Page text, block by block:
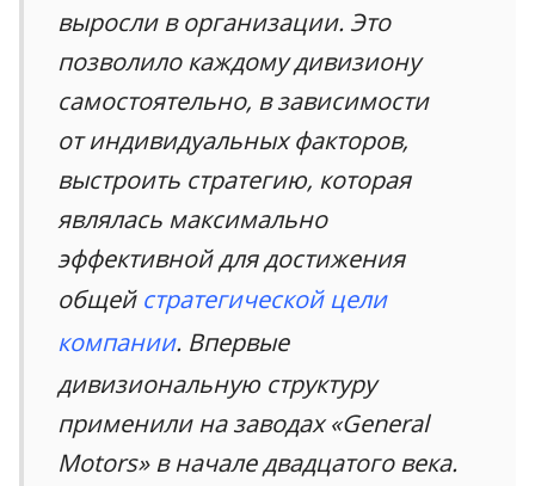
выросли в организации. Это
позволило каждому дивизиону
самостоятельно, в зависимости
от индивидуальных факторов,
выстроить стратегию, которая
являлась максимально
эффективной для достижения
общей стратегической цели
компании. Впервые
дивизиональную структуру
применили на заводах «General
Motors» в начале двадцатого века.